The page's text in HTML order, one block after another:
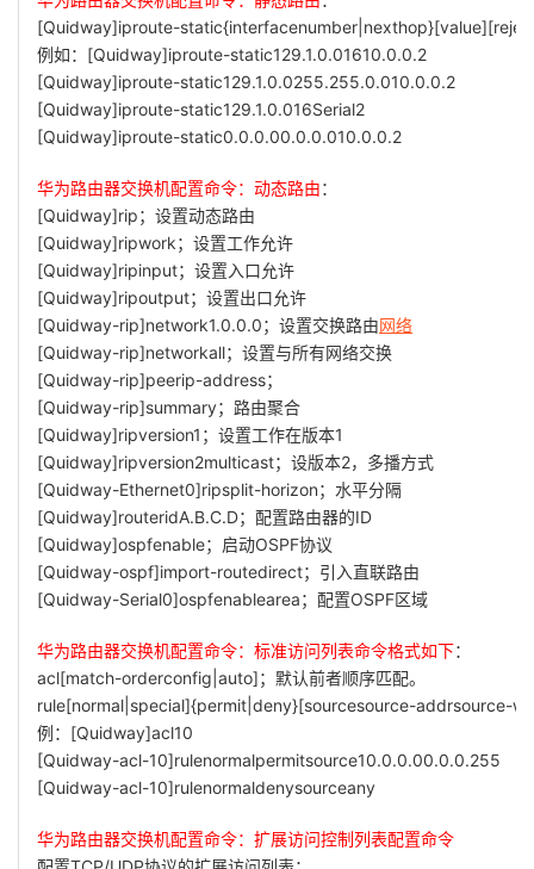
[Quidway]iproute-
例如：[Quidway]iproute-static129.1.0.01610.0.0.2
[Quidway]iproute-static129.1.0.0255.255.0.010.0.0.2
[Quidway]iproute-static129.1.0.016Serial2
[Quidway]iproute-static0.0.0.00.0.0.010.0.0.2
华为路由器交换机配置命令：动态路由：
[Quidway]rip；设置动态路由
[Quidway]ripwork；设置工作允许
[Quidway]ripinput；设置入口允许
[Quidway]ripoutput；设置出口允许
[Quidway-rip]network1.0.0.0；设置交换路由网络
[Quidway-rip]networkall；设置与所有网络交换
[Quidway-rip]peerip-address；
[Quidway-rip]summary；路由聚合
[Quidway]ripversion1；设置工作在版本1
[Quidway]ripversion2multicast；设版本2，多播方式
[Quidway-Ethernet0]ripsplit-horizon；水平分隔
[Quidway]routeridA.B.C.D；配置路由器的ID
[Quidway]ospfenable；启动OSPF协议
[Quidway-ospf]import-routedirect；引入直联路由
[Quidway-Serial0]ospfenablearea；配置OSPF区域
华为路由器交换机配置命令：标准访问列表命令格式如下：
acl[match-orderconfig|auto]；默认前者顺序匹配。
rule[normal|special]{permit|deny}[sourcesource-addrsource-
例：[Quidway]acl10
[Quidway-acl-10]rulenormalpermitsource10.0.0.00.0.0.255
[Quidway-acl-10]rulenormaldenysourceany
华为路由器交换机配置命令：扩展访问控制列表配置命令